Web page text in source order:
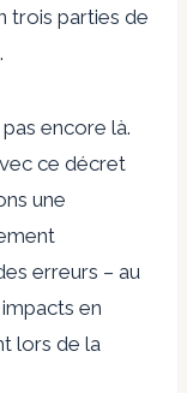
trois parties de
pas encore là.
ce décret
une
erreurs – au
en
lors de la